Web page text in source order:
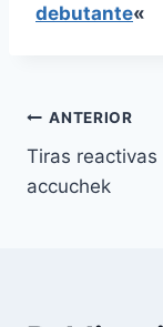
debutante«
de
ANTERIOR
Tiras reactivas
accuchek